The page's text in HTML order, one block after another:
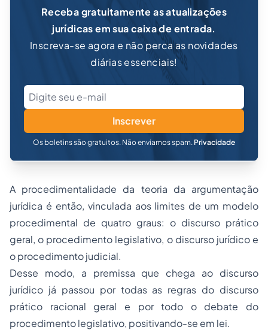
Receba gratuitamente as atualizações
jurídicas em sua caixa de entrada.
Inscreva-se agora e não perca as novidades
diárias essenciais!
Inscrever
Os boletins são gratuitos. Não enviamos spam. Privacidade
A procedimentalidade da teoria da argumentação
jurídica é então, vinculada aos limites de um modelo
procedimental de quatro graus: o discurso prático
geral, o procedimento legislativo, o discurso jurídico e
o procedimento judicial.
Desse modo, a premissa que chega ao discurso
jurídico já passou por todas as regras do discurso
prático racional geral e por todo o debate do
procedimento legislativo, positivando-se em lei.